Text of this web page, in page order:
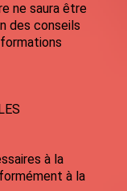
ne saura être
des conseils
s à la
à la